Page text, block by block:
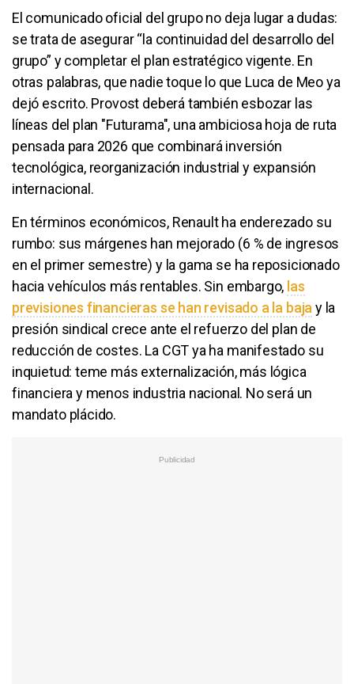
El comunicado oficial del grupo no deja lugar a dudas:
se trata de asegurar “la continuidad del desarrollo del
grupo” y completar el plan estratégico vigente. En
otras palabras, que nadie toque lo que Luca de Meo ya
dejó escrito. Provost deberá también esbozar las
líneas del plan "Futurama", una ambiciosa hoja de ruta
pensada para 2026 que combinará inversión
tecnológica, reorganización industrial y expansión
internacional.
En términos económicos, Renault ha enderezado su
rumbo: sus márgenes han mejorado (6 % de ingresos
en el primer semestre) y la gama se ha reposicionado
hacia vehículos más rentables. Sin embargo, las
previsiones financieras se han revisado a la baja y la
presión sindical crece ante el refuerzo del plan de
reducción de costes. La CGT ya ha manifestado su
inquietud: teme más externalización, más lógica
financiera y menos industria nacional. No será un
mandato plácido.